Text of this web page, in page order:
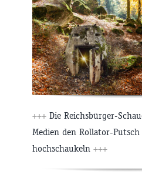
+++ Die Reichsbürger-
Medien den Rollator-
hochschaukeln +++